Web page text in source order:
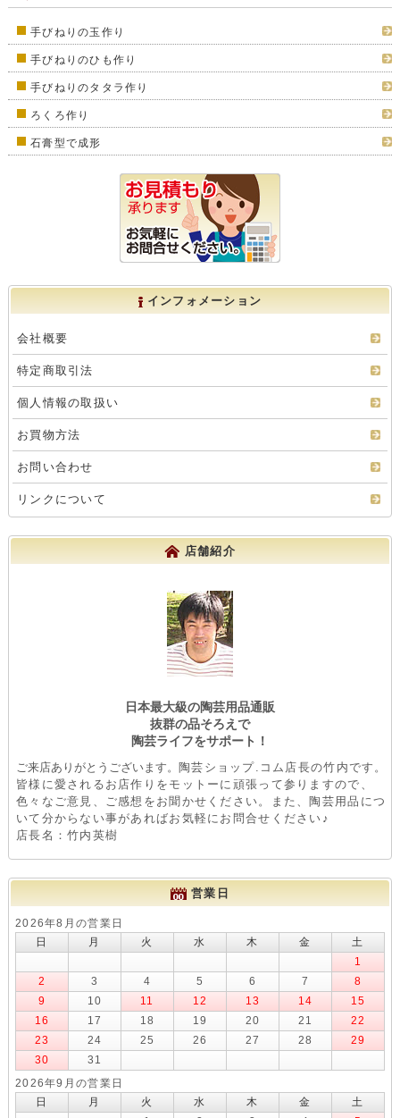
手びねりの玉作り
手びねりのひも作り
手びねりのタタラ作り
ろくろ作り
石膏型で成形
インフォメーション
会社概要
特定商取引法
個人情報の取扱い
お買物方法
お問い合わせ
リンクについて
店舗紹介
日本最大級の陶芸用品通販
抜群の品そろえで
陶芸ライフをサポート！
ご来店ありがとうございます。 陶芸ショップ.コム店長の竹内です。
皆様に愛されるお店作りをモットーに頑張って参りますので、
色々なご意見、ご感想をお聞かせください。また、陶芸用品につ
いて分からない事があればお気軽にお問合せください♪
店長名：竹内英樹
営業日
2026年8月の営業日
日
月 火 水 木 金
土
1
2
3 4 5 6 7
8
9
10 11 12 13 14
15
16
17 18 19 20 21
22
23
24 25 26 27 28
29
30
31
2026年9月の営業日
日
月 火 水 木 金
土